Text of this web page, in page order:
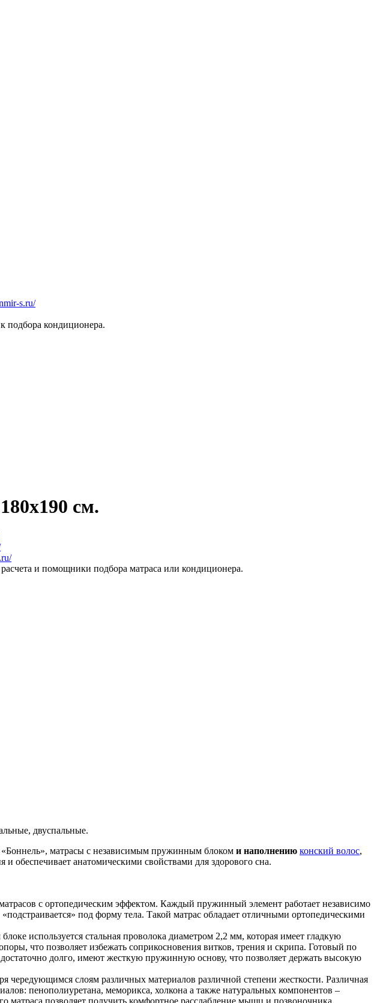
s.ru/
подбора кондиционера.
см.
и помощники подбора матраса или кондиционера.
двуспальные.
матрасы с независимым пружинным блоком и наполнению конский волос,
и обеспечивает анатомическими свойствами для здорового сна.
с ортопедическим эффектом. Каждый пружинный элемент работает независимо
под форму тела. Такой матрас обладает отличными ортопедическими
используется стальная проволока диаметром 2,2 мм, которая имеет гладкую
что позволяет избежать соприкосновения витков, трения и скрипа. Готовый по
долго, имеют жесткую пружинную основу, что позволяет держать высокую
слоям различных материалов различной степени жесткости. Различная
пенополиуретана, меморикса, холкона а также натуральных компонентов –
матраса позволяет получить комфортное расслабление мышц и позвоночника,